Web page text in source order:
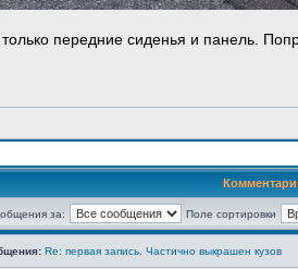
передние сиденья и панель.
за: Поле сортировки
Re: первая запись. Частично выкрашен кузов